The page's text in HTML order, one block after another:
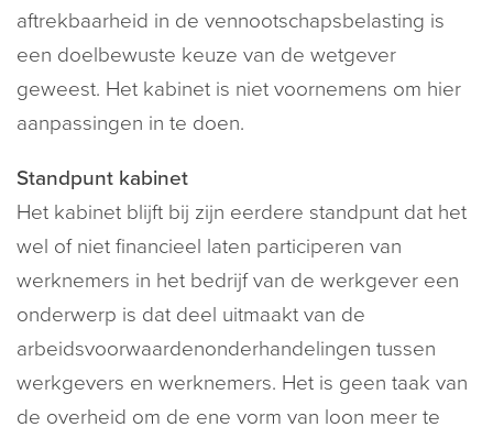
aftrekbaarheid in de vennootschapsbelasting is
een doelbewuste keuze van de wetgever
geweest. Het kabinet is niet voornemens om hier
aanpassingen in te doen.
Standpunt kabinet
Het kabinet blijft bij zijn eerdere standpunt dat het
wel of niet financieel laten participeren van
werknemers in het bedrijf van de werkgever een
onderwerp is dat deel uitmaakt van de
arbeidsvoorwaardenonderhandelingen tussen
werkgevers en werknemers. Het is geen taak van
de overheid om de ene vorm van loon meer te